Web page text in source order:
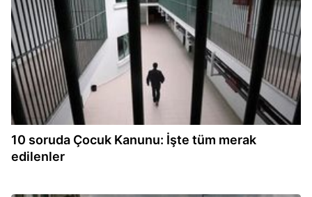
10 soruda Çocuk Kanunu: İşte tüm merak
edilenler